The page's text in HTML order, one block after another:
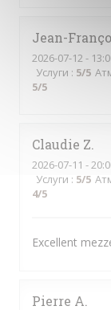
Jean-
2026-07-12 -
Услуги : 5/5
5/5
Claudie Z
2026-07-11 -
Услуги : 5/5
4/5
Excellent
Pierre A